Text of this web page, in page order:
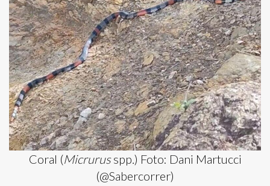
Coral (Micrurusspp.) Foto: Dani Martucci
(@Sabercorrer)